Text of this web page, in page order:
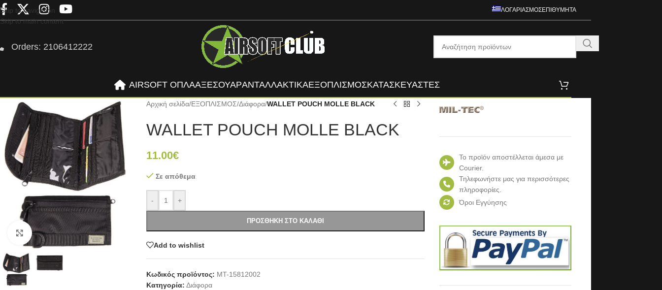
Skip to navigation
Skip to main content
ΛΟΓΑΡΙΑΣΜΌΣΕΠΙΘΥΜΗΤΆ
Orders: 2106412222
AIRSOFT ΟΠΛΑΑΞΕΣΟΥΑΡΑΝΤΑΛΛΑΚΤΙΚΑΕΞΟΠΛΙΣΜΟΣΚΑΤΑΣΚΕΥΑΣΤΈΣ
Click to enlarge
Αρχική σελίδα/ΕΞΟΠΛΙΣΜΟΣ/Διάφορα/WALLET POUCH MOLLE BLACK
WALLET POUCH MOLLE BLACK
11.00€
Σε απόθεμα
- +
ΠΡΟΣΘΉΚΗ ΣΤΟ ΚΑΛΆΘΙ
Add to wishlist
Κωδικός προϊόντος: MT-15812002
Κατηγορία: Διάφορα
Το προϊόν αποστέλλεται άμεσα με
Courier.
Τηλεφωνήστε μας για περισσότερες
πληροφορίες.
Όροι Εγγύησης